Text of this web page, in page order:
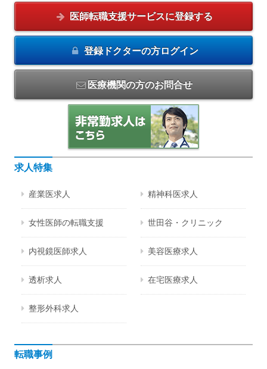
医師転職支援サービスに登録する
登録ドクターの方ログイン
医療機関の方のお問合せ
求人特集
産業医求人 精神科医求人
女性医師の転職支援 世田谷・クリニック
内視鏡医師求人 美容医療求人
透析求人 在宅医療求人
整形外科求人
転職事例